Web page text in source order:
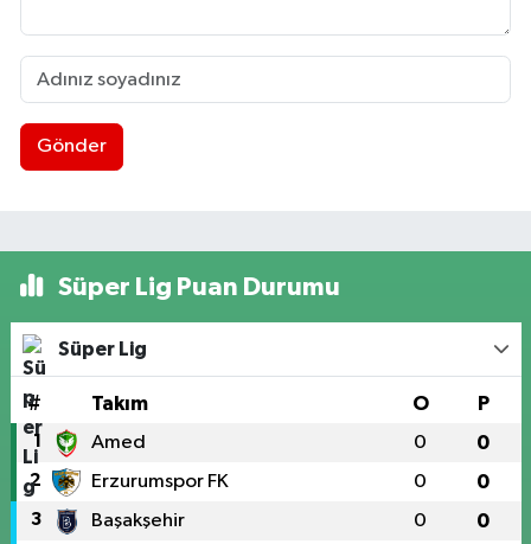
Gönder
Süper Lig Puan Durumu
Süper Lig
# Takım O P
1 Amed 0 0
2 Erzurumspor FK 0 0
3 Başakşehir 0 0